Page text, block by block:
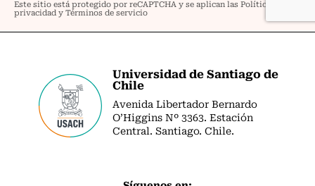
Universidad de Santiago de
Chile
Avenida Libertador Bernardo
O’Higgins Nº 3363. Estación
Central. Santiago. Chile.